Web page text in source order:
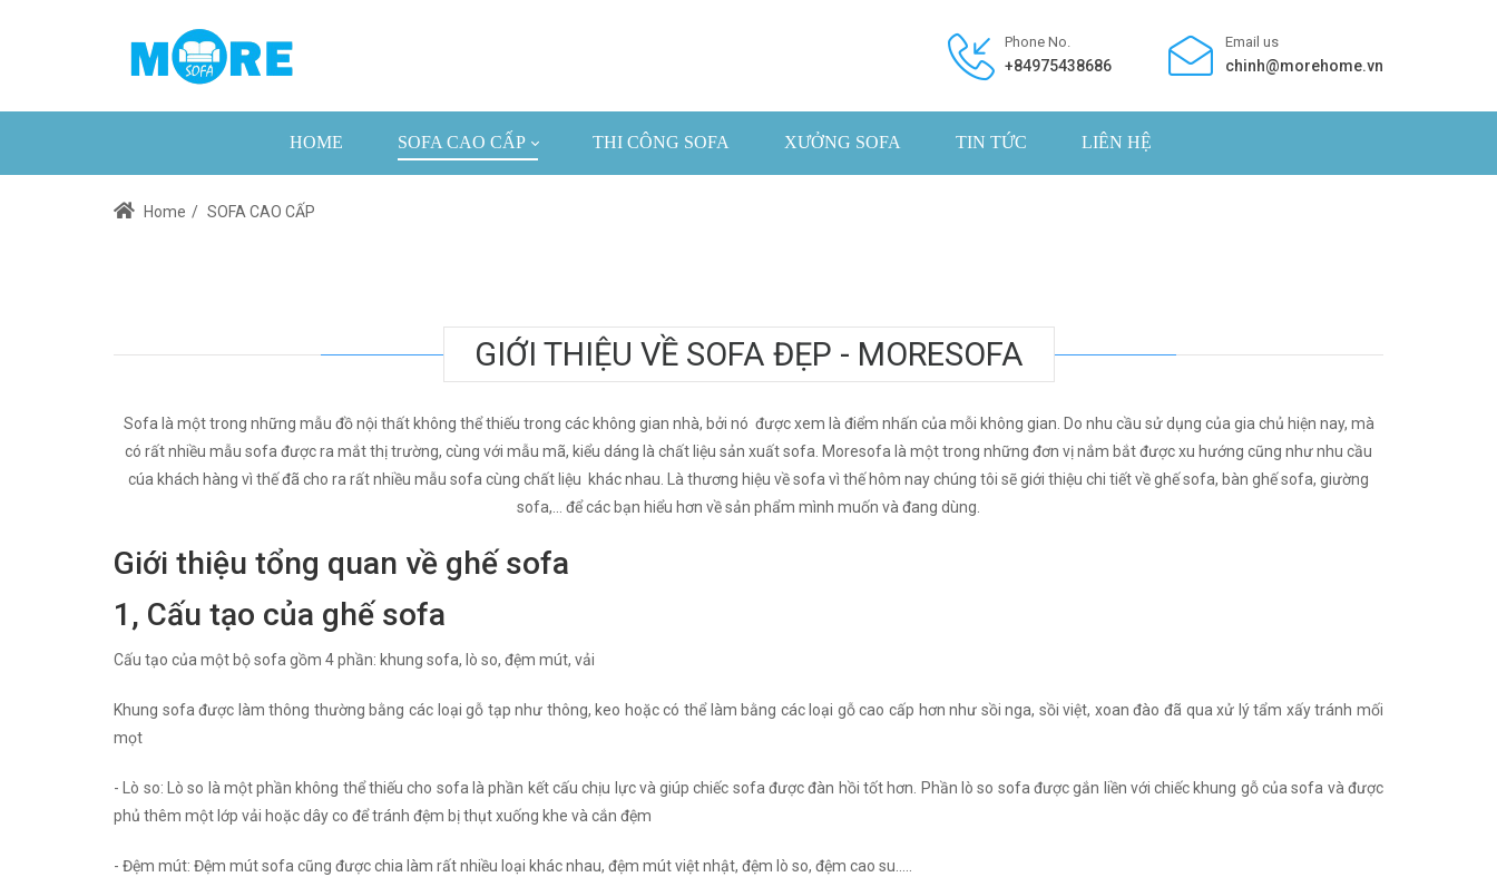
Phone No.
+84975438686
Email us
chinh@morehome.vn
HOME SOFA CAO CẤP THI CÔNG SOFA XƯỞNG SOFA TIN TỨC LIÊN HỆ
Home / SOFA CAO CẤP
GIỚI THIỆU VỀ SOFA ĐẸP - MORESOFA
Sofa là một trong những mẫu đồ nội thất không thể thiếu trong các không gian nhà, bởi nó được xem là điểm nhấn của mỗi không gian. Do nhu cầu sử dụng của gia chủ hiện nay, mà
có rất nhiều mẫu sofa được ra mắt thị trường, cùng với mẫu mã, kiểu dáng là chất liệu sản xuất sofa. Moresofa là một trong những đơn vị nắm bắt được xu hướng cũng như nhu cầu
cúa khách hàng vì thế đã cho ra rất nhiều mẫu sofa cùng chất liệu khác nhau. Là thương hiệu về sofa vì thế hôm nay chúng tôi sẽ giới thiệu chi tiết về ghế sofa, bàn ghế sofa, giường
sofa,... để các bạn hiểu hơn về sản phẩm mình muốn và đang dùng.
Giới thiệu tổng quan về ghế sofa
1, Cấu tạo của ghế sofa
Cấu tạo của một bộ sofa gồm 4 phần: khung sofa, lò so, đệm mút, vải
Khung sofa được làm thông thường bằng các loại gỗ tạp như thông, keo hoặc có thể làm bằng các loại gỗ cao cấp hơn như sồi nga, sồi việt, xoan đào đã qua xử lý tẩm xấy tránh mối
mọt
- Lò so: Lò so là một phần không thể thiếu cho sofa là phần kết cấu chịu lực và giúp chiếc sofa được đàn hồi tốt hơn. Phần lò so sofa được gắn liền với chiếc khung gỗ của sofa và được
phủ thêm một lớp vải hoặc dây co để tránh đệm bị thụt xuống khe và cắn đệm
- Đệm mút: Đệm mút sofa cũng được chia làm rất nhiều loại khác nhau, đệm mút việt nhật, đệm lò so, đệm cao su…..